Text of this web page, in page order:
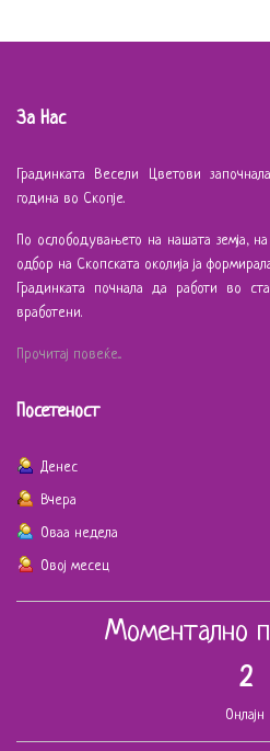
За Нас
Градинката Весели Цветови
година во Скопје.
По ослободувањето на нашата земја,
одбор на Скопската околија ја
Градинката почнала да работи во
вработени.
Прочитај повеќе...
Посетеност
Денес
Вчера
Оваа недела
Овој месец
Моментално
2
Онлајн